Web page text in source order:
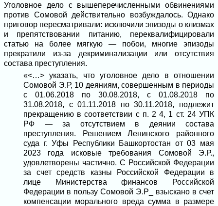
Уголовное дело с вышеперечисленными обвинениями
против Сомовой действительно возбуждалось. Однако
приговор пересматривали: исключили эпизоды о клизмах
и препятствовании питанию, переквалифицировали
статью на более мягкую — побои, многие эпизоды
прекратили из-за декриминализации или отсутствия
состава преступления.
«<…> указать, что уголовное дело в отношении
Сомовой Э.Р, 10 деяниям, совершенным в периоды
с 01.06.2018 по 30.08.2018, с 01.08.2018 по
31.08.2018, с 01.11.2018 по 30.11.2018, подлежит
прекращению в соответствии с п. 2 4, 1 ст. 24 УПК
РФ — за отсутствием в деянии состава
преступления. Решением Ленинского районного
суда г. Уфы Республики Башкортостан от 03 мая
2023 года исковые требования Сомовой Э.Р.,
удовлетворены частично. С Российской Федерации
за счет средств казны Российской Федерации в
лице Министерства финансов Российской
Федерации в пользу Сомовой Э.Р_ взыскано в счет
компенсации морального вреда сумма в размере